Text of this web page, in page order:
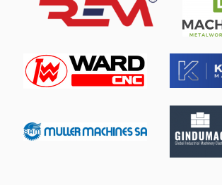
Máy Tiện Gỗ Cnc
Máy Tiện Ngang
Máy Tiện Tự Động Cnc